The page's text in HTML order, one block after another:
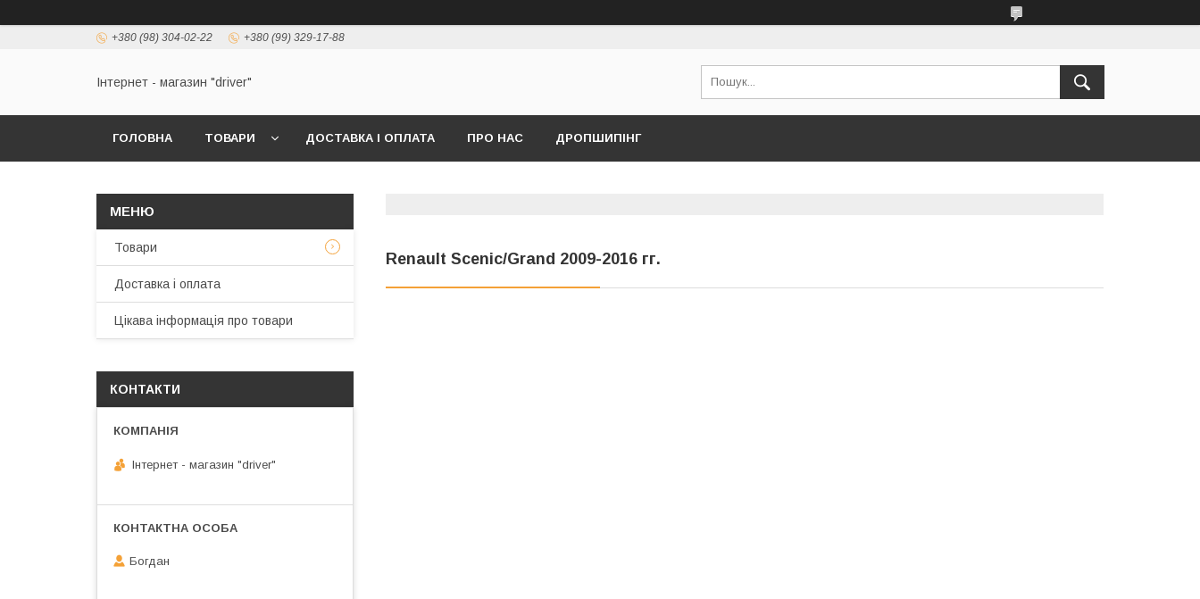
+380 (98) 304-02-22 +380 (99) 329-17-88
Інтернет - магазин "driver"
ГОЛОВНА ТОВАРИ ДОСТАВКА І ОПЛАТА ПРО НАС ДРОПШИПІНГ
Renault Scenic/Grand 2009-2016 гг.
Товари
Доставка і оплата
Цікава інформація про товари
КОНТАКТИ
Інтернет - магазин "driver"
Богдан